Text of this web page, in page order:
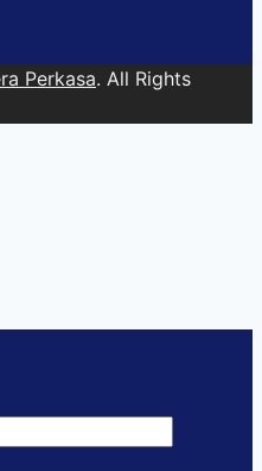
Perkasa. All Rights